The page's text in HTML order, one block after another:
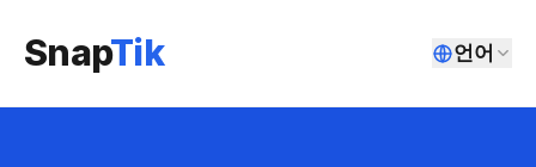
SnapTik 언어